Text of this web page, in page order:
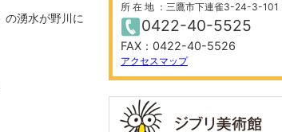
の湧水が野川に
所 在 地 ：三鷹市下連雀3-24-3-101
0422-40-5525
FAX：0422-40-5526
アクセスマップ